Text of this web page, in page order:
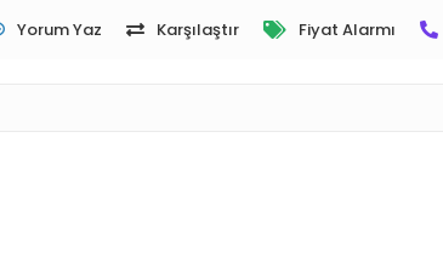
Yorum Yaz Karşılaştır Fiyat Alarmı